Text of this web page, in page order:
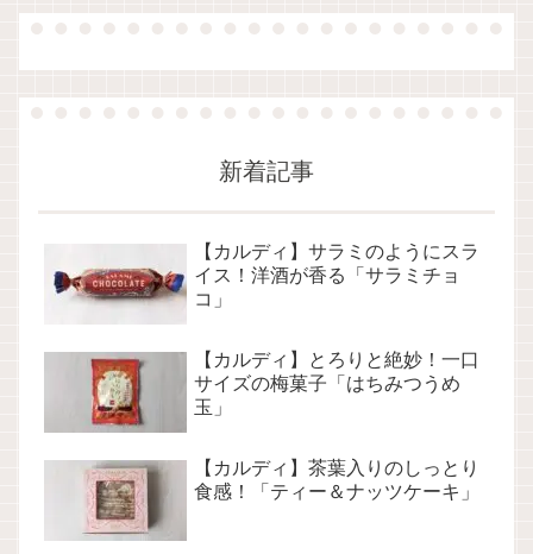
新着記事
【カルディ】サラミのようにスラ
イス！洋酒が香る「サラミチョ
コ」
【カルディ】とろりと絶妙！一口
サイズの梅菓子「はちみつうめ
玉」
【カルディ】茶葉入りのしっとり
食感！「ティー＆ナッツケーキ」